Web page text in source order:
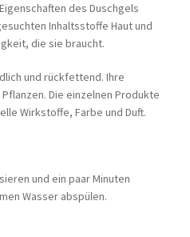
des Duschgels
Inhaltsstoffe Haut und
die sie braucht.
und rückfettend. Ihre
Die einzelnen Produkte
Wirkstoffe, Farbe und Duft.
und ein paar Minuten
Wasser abspülen.